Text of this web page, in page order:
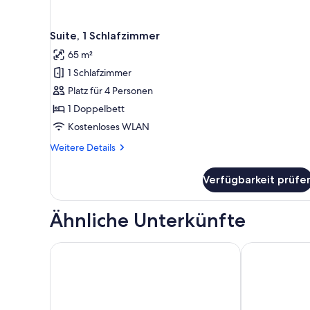
Suite, 1 Schlafzimmer
65 m²
1 Schlafzimmer
Platz für 4 Personen
1 Doppelbett
Kostenloses WLAN
Weitere Details
Weitere
1
Schlafzimmer
Verfügbarkeit
Ähnliche Unterkünfte
Adina Apartment Hotel Munich Rioca Munich